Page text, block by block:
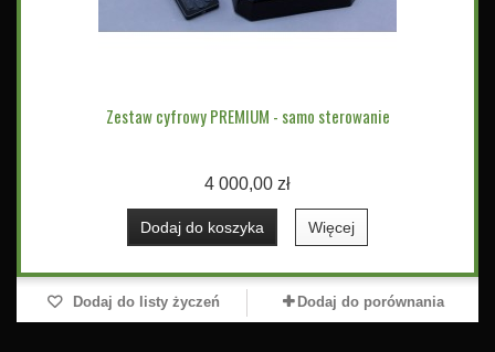
Zestaw cyfrowy PREMIUM - samo sterowanie
4 000,00 zł
Dodaj do koszyka Więcej
Dodaj do listy życzeń Dodaj do porównania